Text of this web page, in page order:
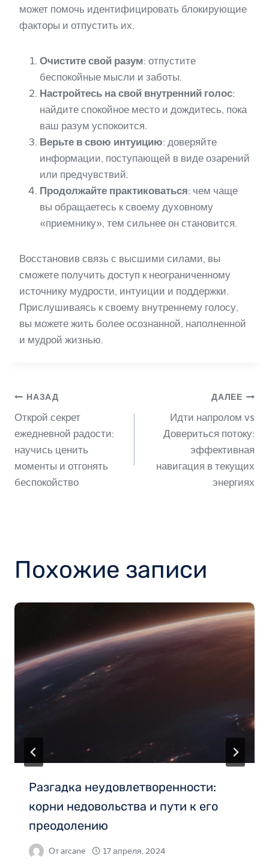
может помочь идентифицировать блокирующие
факторы и отпустить их.
Очистите свой разум: отпустите
беспокойные мысли и заботы.
Настройтесь на свой внутренний голос:
найдите спокойное место и дождитесь, пока
ваш разум успокоится.
Верьте в свою интуицию: доверяйте
информации, поступающей в виде озарений
или предчувствий.
Продолжайте практиковаться: чем чаще
вы обращаетесь к своему духовному
«приемнику», тем сильнее он становится.
Восстановив связь с высшими силами, вы
сможете получить доступ к неограниченному
источнику мудрости, интуиции и поддержки.
Прислушиваясь к своему внутреннему голосу,
вы можете жить более осознанной, наполненной
и мудрой жизнью.
Навигация
по
записям
НАЗАД
Открой секрет
ежедневной радости:
научись ценить
моменты и отгонять
беспокойство
ДАЛЕЕ
Идти напролом vs
Довериться потоку:
эффективная
навигация в текущих
энергиях
Похожие записи
Разгадка неудовлетворенности:
корни недовольства и пути к его
преодолению
Отarcane 17 апреля, 2024